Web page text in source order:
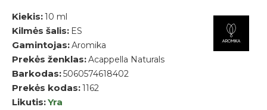
Kiekis:10 ml
Kilmės šalis: ES
Gamintojas:Aromika
Prekės ženklas:Acappella Naturals
Barkodas:5060574618402
Prekės kodas:1162
Likutis:Yra